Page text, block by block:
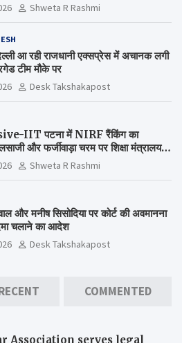
Shweta R Rashmi
आ रही राजधानी एक्सप्रेस में अचानक लगी
टीम मौके पर
Desk Takshakapost
IIT पटना में NIRF रैंकिंग का
और फर्जीवाड़ा चरम पर शिक्षा मंत्रालय
Shweta R Rashmi
और मनीष सिसोदिया पर कोर्ट की अवमानना
चलाने का आदेश
Desk Takshakapost
COMMENTED
Association serves legal